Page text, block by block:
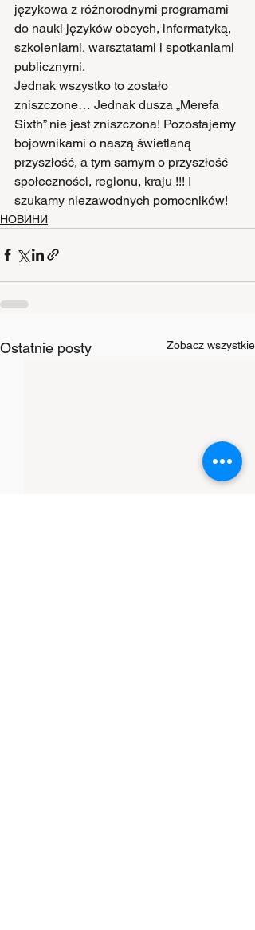
językowa z różnorodnymi programami
do nauki języków obcych, informatyką,
szkoleniami, warsztatami i spotkaniami
publicznymi.
Jednak wszystko to zostało
zniszczone… Jednak dusza „Merefa
Sixth” nie jest zniszczona! Pozostajemy
bojownikami o naszą świetlaną
przyszłość, a tym samym o przyszłość
społeczności, regionu, kraju !!! I
szukamy niezawodnych pomocników!
НОВИНИ
Ostatnie posty Zobacz wszystkie